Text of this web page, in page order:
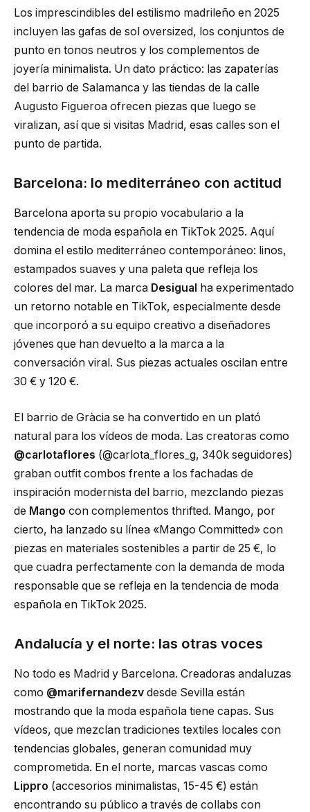
Los imprescindibles del estilismo madrileño en 2025
incluyen las gafas de sol oversized, los conjuntos de
punto en tonos neutros y los complementos de
joyería minimalista. Un dato práctico: las zapaterías
del barrio de Salamanca y las tiendas de la calle
Augusto Figueroa ofrecen piezas que luego se
viralizan, así que si visitas Madrid, esas calles son el
punto de partida.
Barcelona: lo mediterráneo con actitud
Barcelona aporta su propio vocabulario a la
tendencia de moda española en TikTok 2025. Aquí
domina el estilo mediterráneo contemporáneo: linos,
estampados suaves y una paleta que refleja los
colores del mar. La marca Desigual
ha experimentado
un retorno notable en TikTok, especialmente desde
que incorporó a su equipo creativo a diseñadores
jóvenes que han devuelto a la marca a la
conversación viral. Sus piezas actuales oscilan entre
30 € y 120 €.
El barrio de Gràcia se ha convertido en un plató
natural para los vídeos de moda. Las creatoras como
@carlotaflores (@carlota_flores_g, 340k seguidores)
graban outfit combos frente a los fachadas de
inspiración modernista del barrio, mezclando piezas
de Mango con complementos thrifted. Mango, por
cierto, ha lanzado su línea «Mango Committed» con
piezas en materiales sostenibles a partir de 25 €, lo
que cuadra perfectamente con la demanda de moda
responsable que se refleja en la tendencia de moda
española en TikTok 2025.
Andalucía y el norte: las otras voces
No todo es Madrid y Barcelona. Creadoras andaluzas
como @marifernandezv desde Sevilla están
mostrando que la moda española tiene capas. Sus
vídeos, que mezclan tradiciones textiles locales con
tendencias globales, generan comunidad muy
comprometida. En el norte, marcas vascas como
Lippro (accesorios minimalistas, 15-45 €) están
encontrando su público a través de collabs con